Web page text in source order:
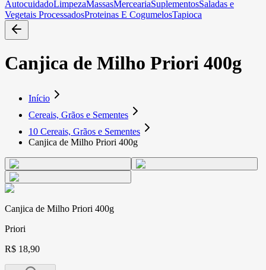
AutocuidadoLimpezaMassasMerceariaSuplementosSaladas e
Vegetais ProcessadosProteinas E CogumelosTapioca
Canjica de Milho Priori 400g
Início
Cereais, Grãos e Sementes
10 Cereais, Grãos e Sementes
Canjica de Milho Priori 400g
Canjica de Milho Priori 400g
Priori
R$ 18,90